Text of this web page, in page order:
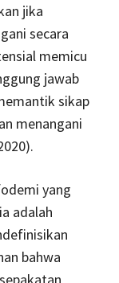
jika
secara
memicu
jawab
sikap
menangani
yang
adalah
bahwa